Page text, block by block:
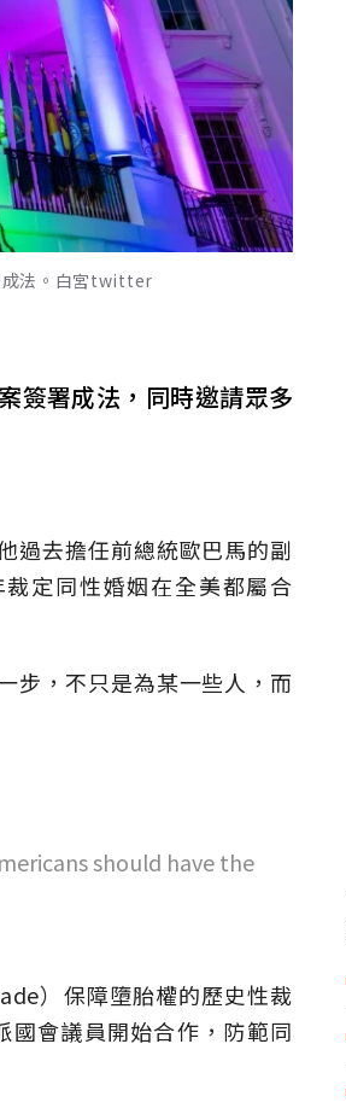
成法。白宮twitter
簽署成法，同時邀請眾多
過去擔任前總統歐巴馬的副
定同性婚姻在全美都屬合
步，不只是為某一些人，而
should have the
）保障墮胎權的歷史性裁
會議員開始合作，防範同